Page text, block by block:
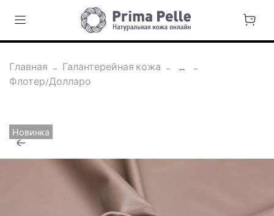
Главная Галантерейная кожа
...
Флотер/Долларо
Новинка